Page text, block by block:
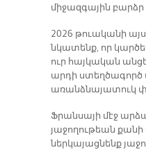
միջազգային
2026 թուականի
նկատենք, որ
ուր հայկական
արդի ստեղծագործ
առանձնայատուկ
Ֆրանսայի մէջ
յաջողութեան
ներկայացնենք